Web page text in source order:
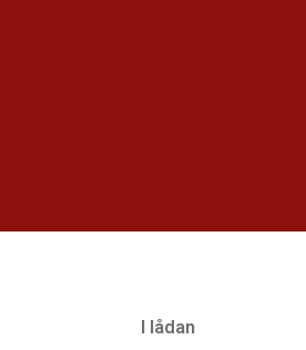
I lådan